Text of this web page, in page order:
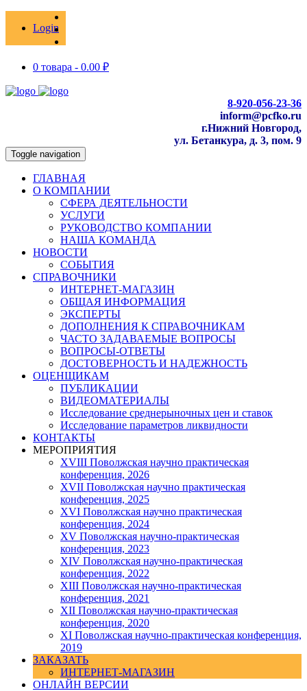
Login
0 товара - 0.00 ₽
8-920-056-23-36
inform@pcfko.ru
г.Нижний Новгород,
ул. Бетанкура, д. 3, пом. 9
Toggle navigation
ГЛАВНАЯ
О КОМПАНИИ
СФЕРА ДЕЯТЕЛЬНОСТИ
УСЛУГИ
РУКОВОДСТВО КОМПАНИИ
НАША КОМАНДА
НОВОСТИ
СОБЫТИЯ
СПРАВОЧНИКИ
ИНТЕРНЕТ-МАГАЗИН
ОБЩАЯ ИНФОРМАЦИЯ
ЭКСПЕРТЫ
ДОПОЛНЕНИЯ К СПРАВОЧНИКАМ
ЧАСТО ЗАДАВАЕМЫЕ ВОПРОСЫ
ВОПРОСЫ-ОТВЕТЫ
ДОСТОВЕРНОСТЬ И НАДЕЖНОСТЬ
ОЦЕНЩИКАМ
ПУБЛИКАЦИИ
ВИДЕОМАТЕРИАЛЫ
Исследование среднерыночных цен и ставок
Исследование параметров ликвидности
КОНТАКТЫ
МЕРОПРИЯТИЯ
XVIII Поволжская научно практическая
конференция, 2026
XVII Поволжская научно практическая
конференция, 2025
XVI Поволжская научно практическая
конференция, 2024
ХV Поволжская научно-практическая
конференция, 2023
ХIV Поволжская научно-практическая
конференция, 2022
ХIII Поволжская научно-практическая
конференция, 2021
ХII Поволжская научно-практическая
конференция, 2020
XI Поволжская научно-практическая конференция,
2019
ЗАКАЗАТЬ
ИНТЕРНЕТ-МАГАЗИН
ОНЛАЙН ВЕРСИИ